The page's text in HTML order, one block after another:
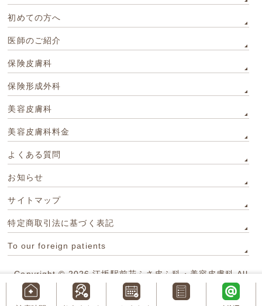
初めての方へ
医師のご紹介
保険皮膚科
保険形成外科
美容皮膚科
美容皮膚科料金
よくある質問
お知らせ
サイトマップ
特定商取引法に基づく表記
To our foreign patients
Copyright © 2026江坂駅前花ふさ皮ふ科・美容皮膚科
All
Rights Reserved.